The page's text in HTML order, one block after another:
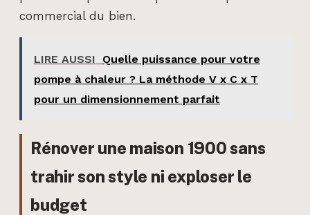
commercial du bien.
LIRE AUSSI
Quelle puissance pour votre
pompe à chaleur ? La méthode V x C x T
pour un dimensionnement parfait
Rénover une maison 1900 sans
trahir son style ni exploser le
budget